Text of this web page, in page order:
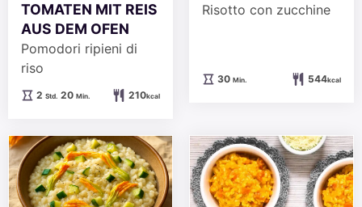
TOMATEN MIT REIS
AUS DEM OFEN
Pomodori ripieni di
riso
2Stunden
Std. 20Minuten
Min. 210kcal
Risotto con zucchine
30Minuten
Min. 544kcal